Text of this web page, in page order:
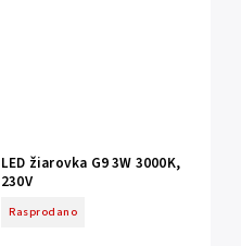
LED žiarovka G9 3W 3000K,
230V
Rasprodano